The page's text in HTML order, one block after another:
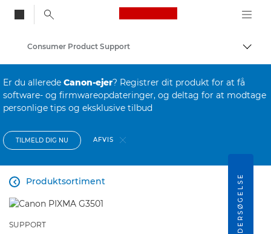
Canon Logo, back
Skift
Consumer Product Support
Er du allerede Canon-ejer? Registrer dit produkt for at få
software- og firmwareopdateringer, og deltag for at modtage
personlige tips og eksklusive tilbud
TILMELD DIG NU AFVIS
Produktsortiment

SUPPORT UNDERSØGELSE